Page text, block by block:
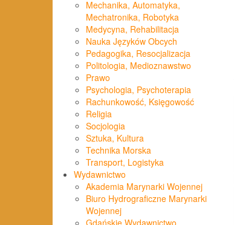
Mechanika, Automatyka,
Mechatronika, Robotyka
Medycyna, Rehabilitacja
Nauka Języków Obcych
Pedagogika, Resocjalizacja
Politologia, Medioznawstwo
Prawo
Psychologia, Psychoterapia
Rachunkowość, Księgowość
Religia
Socjologia
Sztuka, Kultura
Technika Morska
Transport, Logistyka
Wydawnictwo
Akademia Marynarki Wojennej
Biuro Hydrograficzne Marynarki
Wojennej
Gdańskie Wydawnictwo